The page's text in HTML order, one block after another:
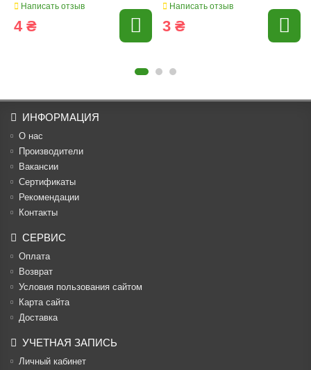
Написать отзыв
4 ₴
Написать отзыв
3 ₴
ИНФОРМАЦИЯ
О нас
Производители
Вакансии
Cертификаты
Рекомендации
Контакты
СЕРВИС
Оплата
Возврат
Условия пользования сайтом
Карта сайта
Доставка
УЧЕТНАЯ ЗАПИСЬ
Личный кабинет